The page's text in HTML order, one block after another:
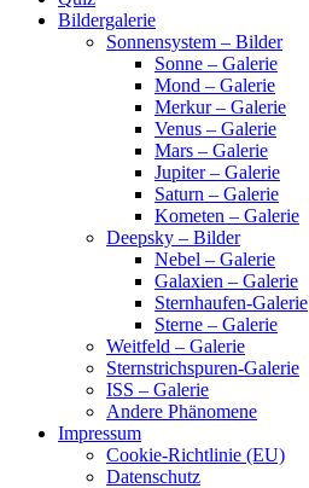
Bildergalerie
Sonnensystem – Bilder
Sonne – Galerie
Mond – Galerie
Merkur – Galerie
Venus – Galerie
Mars – Galerie
Jupiter – Galerie
Saturn – Galerie
Kometen – Galerie
Deepsky – Bilder
Nebel – Galerie
Galaxien – Galerie
Sternhaufen-Galerie
Sterne – Galerie
Weitfeld – Galerie
Sternstrichspuren-Galerie
ISS – Galerie
Andere Phänomene
Impressum
Cookie-Richtlinie (EU)
Datenschutz